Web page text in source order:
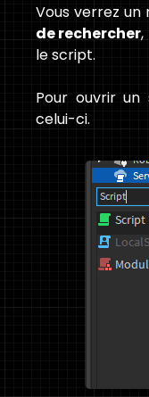
Vous verrez un
de rechercher,
le script.
Pour ouvrir un
celui-ci.